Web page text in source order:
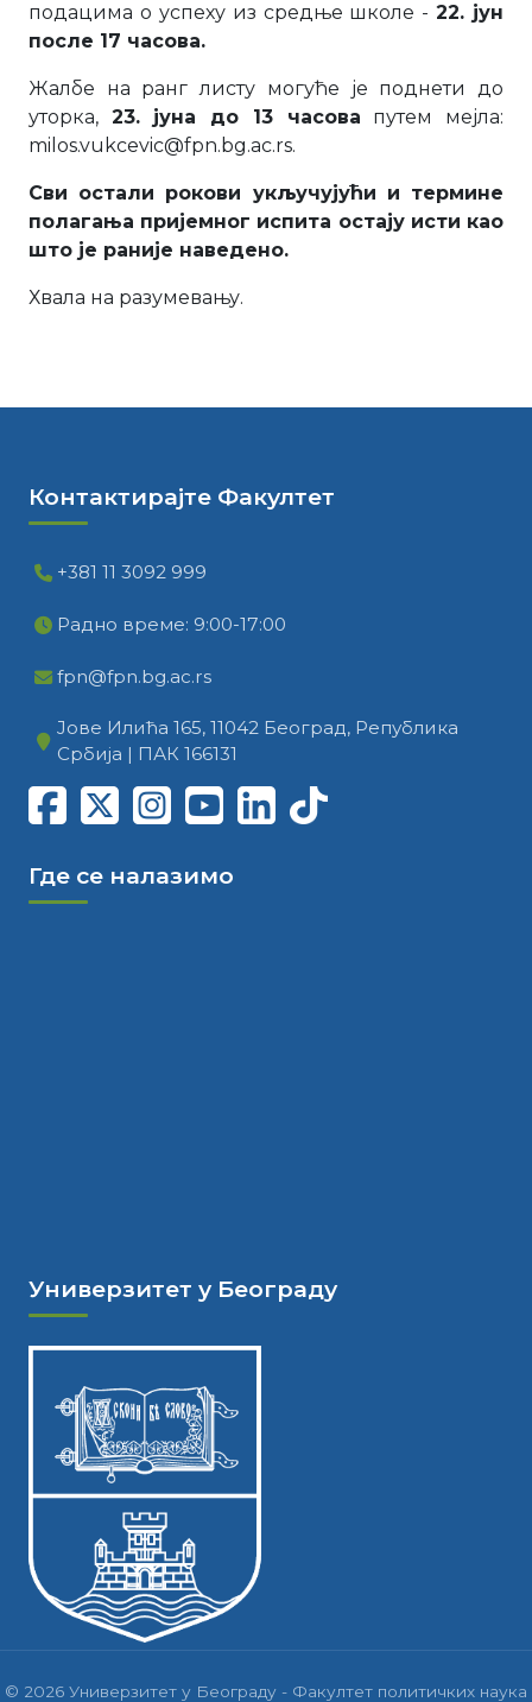
подацима о успеху из средње школе -22. јун
после 17 часова.
Жалбе на ранг листу могуће је поднети до
уторка, 23. јуна до 13 часова путем мејла:
milos.vukcevic@fpn.bg.ac.rs.
Сви остали рокови укључујући и термине
полагања пријемног испита остају исти као
што је раније наведено.
Хвала на разумевању.
Контактирајте Факултет
+381 11 3092 999
Радно време: 9:00-17:00
fpn@fpn.bg.ac.rs
Јове Илића 165, 11042 Београд, Република
Србија | ПАК 166131
Где се налазимо
Универзитет у Београду
© 2026 Универзитет у Београду - Факултет политичких наука